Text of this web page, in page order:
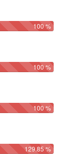
100 %
100 %
100 %
129.85 %